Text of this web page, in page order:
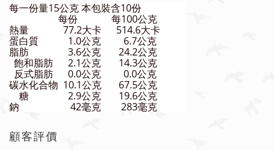
每一份量15公克 本包裝含10份
每份
每100公克
熱量
77.2大卡
514.6大卡
蛋白質
1.0公克
6.7公克
脂肪
3.6公克
24.2公克
飽和脂肪
2.1公克
14.3公克
反式脂肪
0.0公克
0.0公克
碳水化合物 10.1公克
67.5公克
糖
鈉
2.9公克
42毫克
19.6公克
283毫克
顧客評價